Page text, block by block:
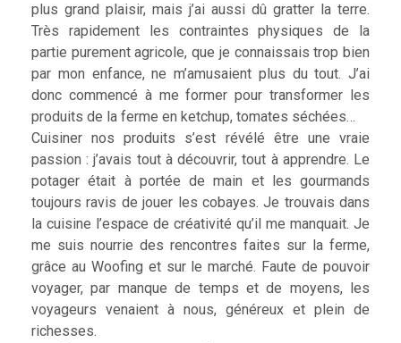
plus grand plaisir, mais j’ai aussi dû gratter la terre.
Très rapidement les contraintes physiques de la
partie purement agricole, que je connaissais trop bien
par mon enfance, ne m’amusaient plus du tout. J’ai
donc commencé à me former pour transformer les
produits de la ferme en ketchup, tomates séchées…
Cuisiner nos produits s’est révélé être une vraie
passion : j’avais tout à découvrir, tout à apprendre. Le
potager était à portée de main et les gourmands
toujours ravis de jouer les cobayes. Je trouvais dans
la cuisine l’espace de créativité qu’il me manquait. Je
me suis nourrie des rencontres faites sur la ferme,
grâce au Woofing et sur le marché. Faute de pouvoir
voyager, par manque de temps et de moyens, les
voyageurs venaient à nous, généreux et plein de
richesses.